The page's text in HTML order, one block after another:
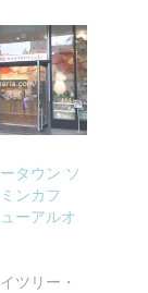
タウン ソ
ンカフ
ーアルオ
ツリー・